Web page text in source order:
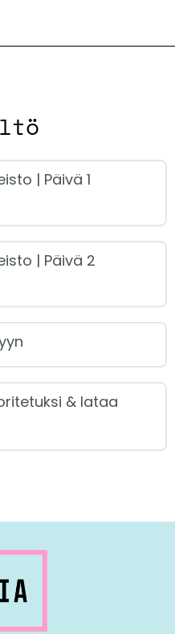
| Päivä 1
käsittely
esimerkein
| Päivä 2
käsittely
& lataa